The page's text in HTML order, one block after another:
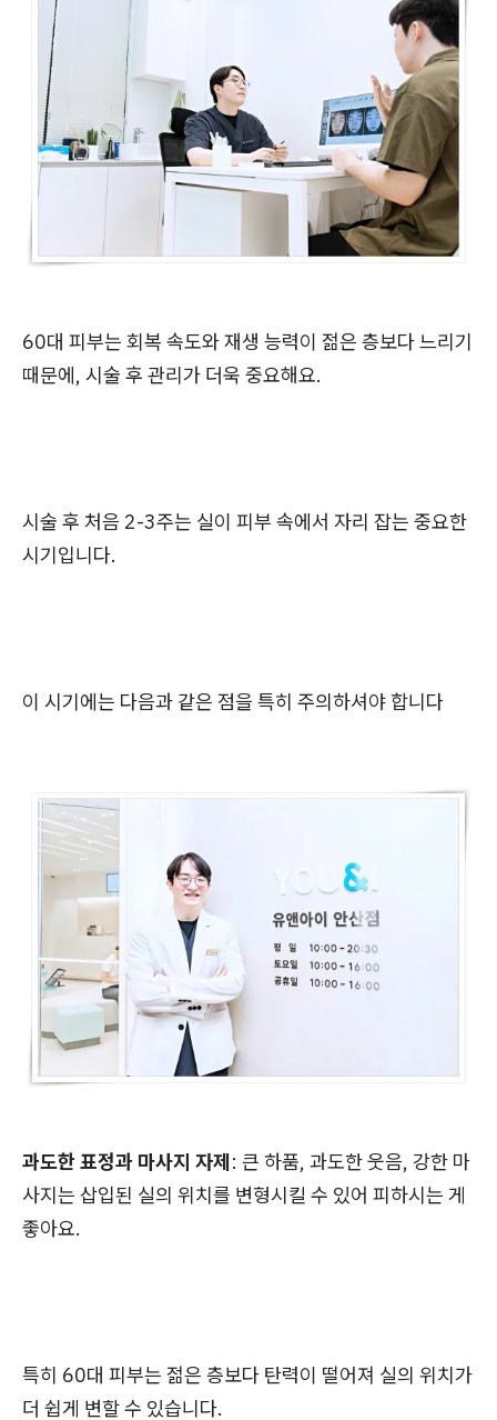
60대 피부는 회복 속도와 재생 능력이 젊은 층보다 느리기
때문에, 시술 후 관리가 더욱 중요해요.
시술 후 처음 2-3주는 실이 피부 속에서 자리 잡는 중요한
시기입니다.
이 시기에는 다음과 같은 점을 특히 주의하셔야 합니다
과도한 표정과 마사지 자제: 큰 하품, 과도한 웃음, 강한 마
사지는 삽입된 실의 위치를 변형시킬 수 있어 피하시는 게
좋아요.
특히 60대 피부는 젊은 층보다 탄력이 떨어져 실의 위치가
더 쉽게 변할 수 있습니다.